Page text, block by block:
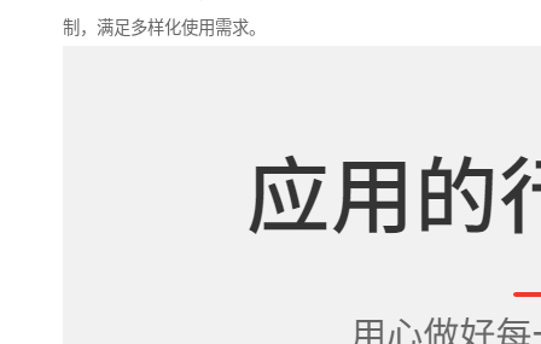
制，满足多样化使用需求。